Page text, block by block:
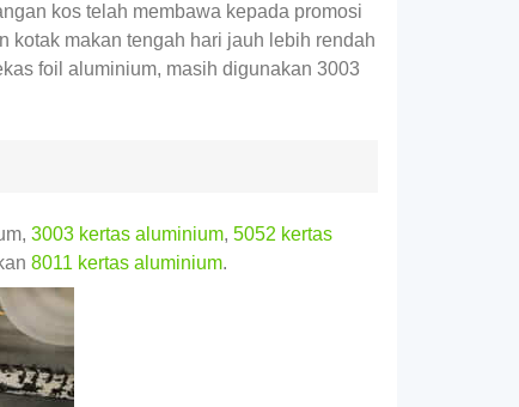
kos telah membawa kepada promosi
kotak makan tengah hari jauh lebih rendah
foil aluminium, masih digunakan 3003
3003 kertas aluminium, 5052 kertas
8011 kertas aluminium.